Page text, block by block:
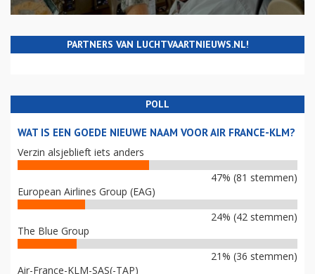
PARTNERS VAN LUCHTVAARTNIEUWS.NL!
POLL
WAT IS EEN GOEDE NIEUWE NAAM VOOR AIR FRANCE-KLM?
Verzin alsjeblieft iets anders
47% (81 stemmen)
European Airlines Group (EAG)
24% (42 stemmen)
The Blue Group
21% (36 stemmen)
Air-France-KLM-SAS(-TAP)